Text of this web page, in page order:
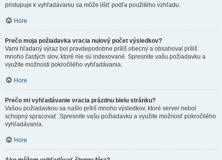
pristupuje k vyhľadávaniu sa môže líšiť podľa použitého vzhľadu.
Hore
Prečo moja požiadavka vracia nulový počet výsledkov?
Vami hľadaný výraz bol pravdepodobne príliš obecný a obsahoval príliš
mnoho častých slov, ktoré nie sú indexované. Spresnite vašu požiadavku a
využite možnosti pokročilého vyhľadávania.
Hore
Prečo mi vyhľadávanie vracia prázdnu bielu stránku?
Vašou požiadavkou sa našlo príliš mnoho výsledkov, ktoré server nebol
schopný spracovať. Spresnite vašu požiadavku a využite možnosť pokročilého
vyhľadávania.
Hore